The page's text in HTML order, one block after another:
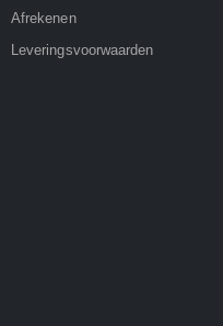
Afrekenen
Leveringsvoorwaarden